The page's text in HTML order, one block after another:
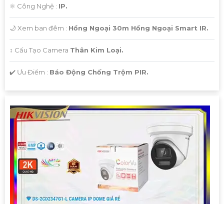
⚛️ Công Nghệ : IP.
🌙 Xem ban đêm : Hồng Ngoại 30m Hồng Ngoại Smart IR.
↕️ Cấu Tạo Camera Thân Kim Loại.
️✔️ Ưu Điểm : Báo Động Chống Trộm PIR.